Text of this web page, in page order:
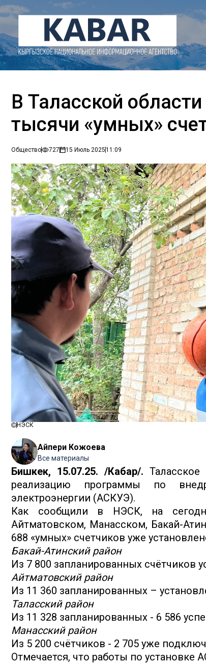
В Таласской
тысячи «умных»
Общество 727 15 Июль 202511:09
НЭСК
Айпери Кожоева
Все материалы
Бишкек, 15.07.25. /Кабар/.
реализацию программы по
электроэнергии (АСКУЭ).
Как сообщили в НЭСК, на
Айтматовском, Манасском, Бакай-
688 «умных» счетчиков уже
Бакай-Атинский район
Из 7 800 запланированных счётчиков
Айтматовский район
Из 11 360 запланированных –
Таласский район
Из 11 328 запланированных - 6 586
Манасский район
Из 5 200 счётчиков - 2 705 уже
Отмечается, что работы по установке